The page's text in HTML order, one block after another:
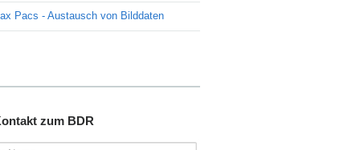
Pacs - Austausch von Bilddaten
zum BDR